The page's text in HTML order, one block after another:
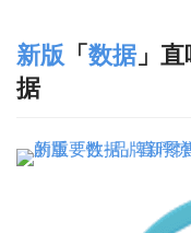
新版 「 数据」直
据